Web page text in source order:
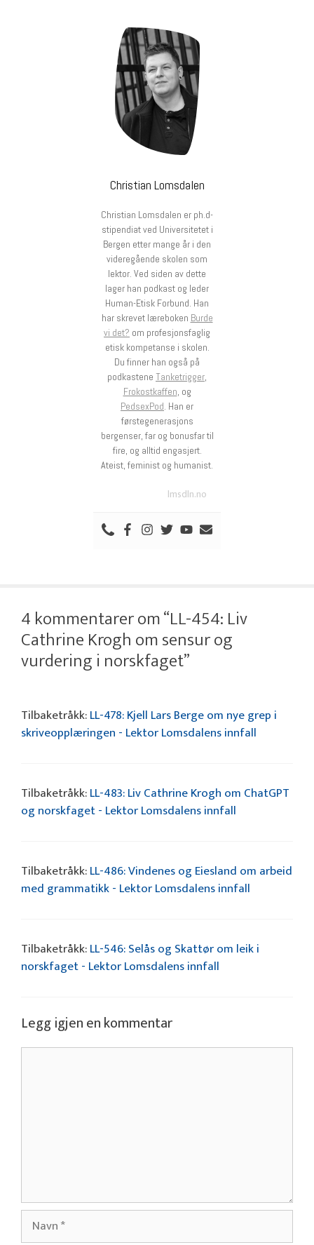
Christian Lomsdalen
Christian Lomsdalen er ph.d-
stipendiat ved Universitetet i
Bergen etter mange år i den
videregående skolen som
lektor. Ved siden av dette
lager han podkast og leder
Human-Etisk Forbund. Han
har skrevet læreboken Burde
vi det? om profesjonsfaglig
etisk kompetanse i skolen.
Du finner han også på
podkastene Tanketrigger,
Frokostkaffen, og
PedsexPod. Han er
førstegenerasjons
bergenser, far og bonusfar til
fire, og alltid engasjert.
Ateist, feminist og humanist.
lmsdln.no
4 kommentarer om “LL-454: Liv
Cathrine Krogh om sensur og
vurdering i norskfaget”
Tilbaketråkk:LL-478: Kjell Lars Berge om nye grep i
skriveopplæringen - Lektor Lomsdalens innfall
Tilbaketråkk:LL-483: Liv Cathrine Krogh om ChatGPT
og norskfaget - Lektor Lomsdalens innfall
Tilbaketråkk:LL-486: Vindenes og Eiesland om arbeid
med grammatikk - Lektor Lomsdalens innfall
Tilbaketråkk:LL-546: Selås og Skattør om leik i
norskfaget - Lektor Lomsdalens innfall
Legg igjen en kommentar
Navn